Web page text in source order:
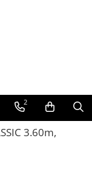
2
3.60m,